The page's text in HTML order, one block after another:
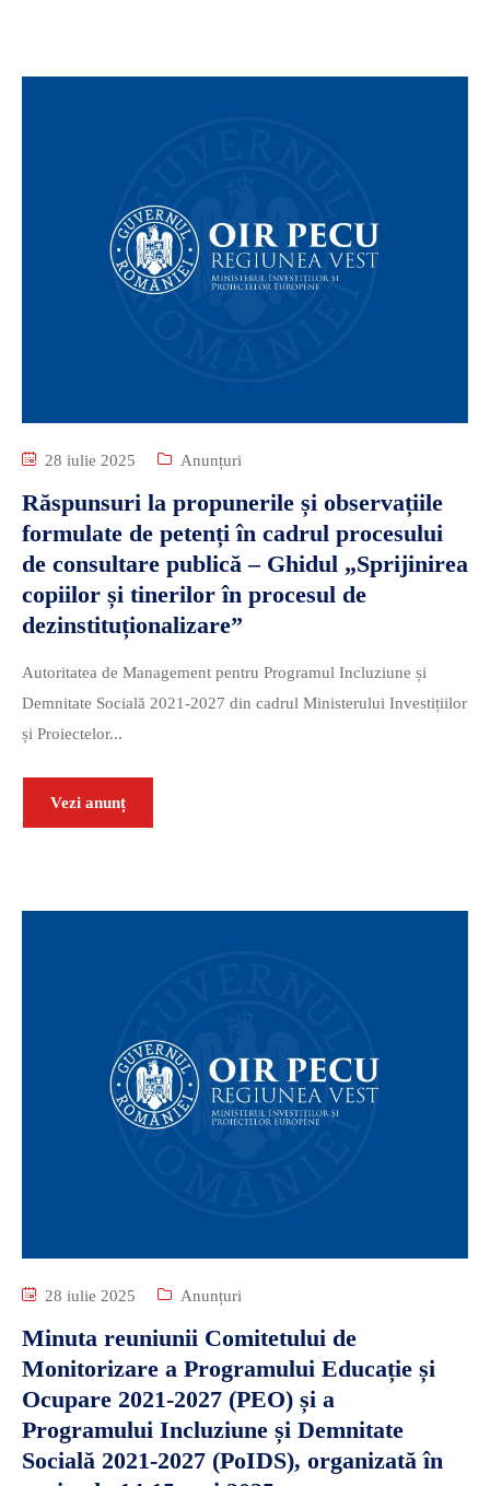
28 iulie 2025 Anunțuri
Răspunsuri la propunerile și observațiile
formulate de petenți în cadrul procesului
de consultare publică – Ghidul „Sprijinirea
copiilor și tinerilor în procesul de
dezinstituționalizare”
Autoritatea de Management pentru Programul Incluziune și
Demnitate Socială 2021-2027 din cadrul Ministerului Investițiilor
și Proiectelor...
Vezi anunț
28 iulie 2025 Anunțuri
Minuta reuniunii Comitetului de
Monitorizare a Programului Educație și
Ocupare 2021-2027 (PEO) și a
Programului Incluziune și Demnitate
Socială 2021-2027 (PoIDS), organizată în